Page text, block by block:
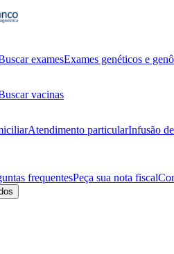
examesExames genéticos e
vacinas
Atendimento particularInfusão
frequentesPeça sua nota fiscal